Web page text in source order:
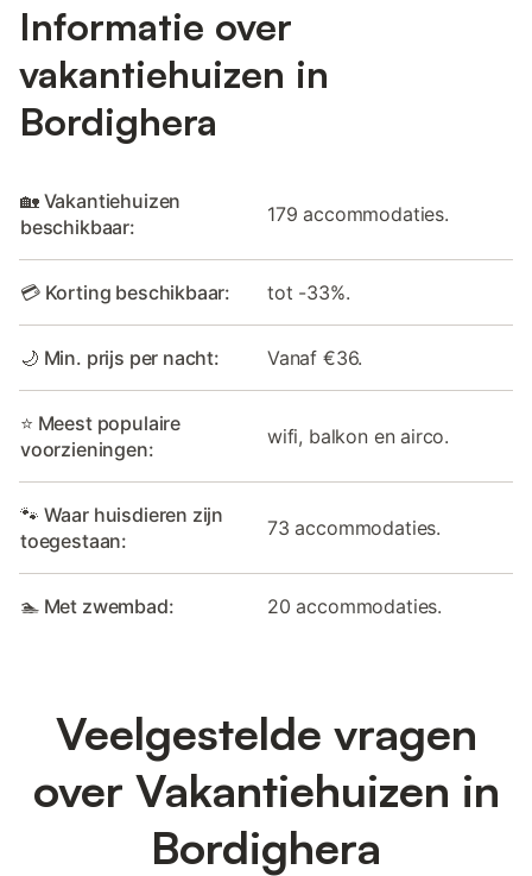
Informatie over
vakantiehuizen in
Bordighera
🏡 Vakantiehuizen
beschikbaar:
179 accommodaties.
💳 Korting beschikbaar: tot -33%.
🌙 Min. prijs per nacht: Vanaf €36.
⭐ Meest populaire
voorzieningen:
wifi, balkon en airco.
🐾 Waar huisdieren zijn
toegestaan:
73 accommodaties.
🏊 Met zwembad: 20 accommodaties.
Veelgestelde vragen
over Vakantiehuizen in
Bordighera